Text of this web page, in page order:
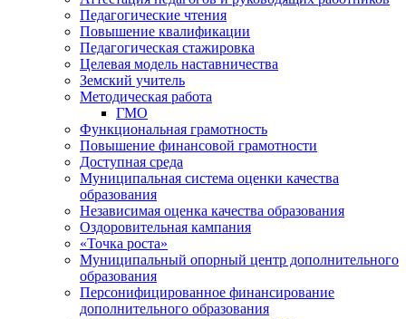
Педагогические чтения
Повышение квалификации
Педагогическая стажировка
Целевая модель наставничества
Земский учитель
Методическая работа
ГМО
Функциональная грамотность
Повышение финансовой грамотности
Доступная среда
Муниципальная система оценки качества
образования
Независимая оценка качества образования
Оздоровительная кампания
«Точка роста»
Муниципальный опорный центр дополнительного
образования
Персонифицированное финансирование
дополнительного образования